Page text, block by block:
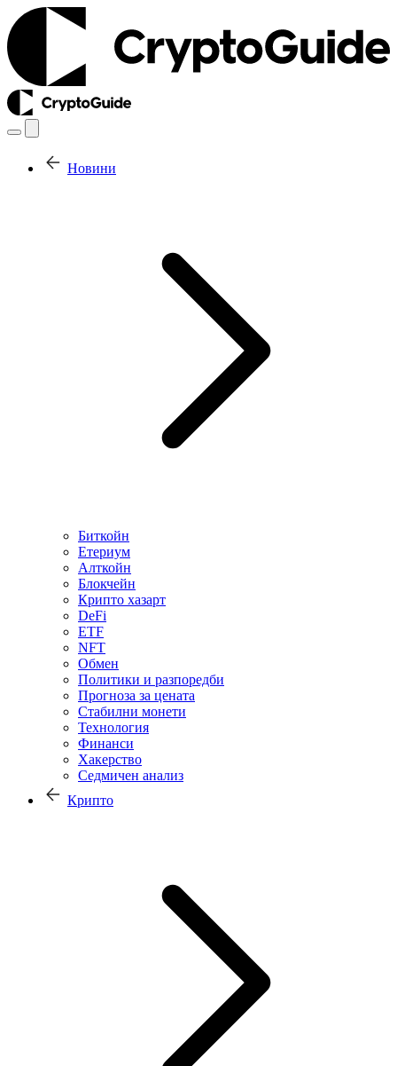
Новини
Биткойн
Етериум
Алткойн
Блокчейн
Крипто хазарт
DeFi
ETF
NFT
Обмен
Политики и разпоредби
Прогноза за цената
Стабилни монети
Технология
Финанси
Хакерство
Седмичен анализ
Крипто